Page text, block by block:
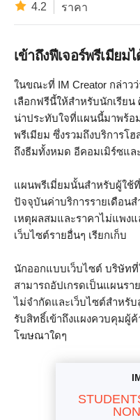
4.2 ราคา
เข้าถึงฟีเจอร์พรีเมียม
ในขณะที่ IM Creator กล่าว
เลือกฟรีนี้ให้สำหรับนักเรีย
น่าประทับใจที่แผนนี้มาพร้
พรีเมียม ซึ่งรวมถึงบริการโ
ถึงธีมทั้งหมด อีคอมเมิร์ซแ
แผนพรีเมี่ยมนั้นสำหรับผู้ใช้
ปัจจุบันค่าบริการรายเดือน
เหตุผลสมและราคาไม่แพง
เว็บไซต์รายอื่นๆ เรียกเก็บ
นักออกแบบเว็บไซต์ บริษัท
สามารถอัปเกรดเป็นแผนร
ไม่จำกัดและเว็บไซต์สำหรั
รับสิทธิ์เข้าถึงแผงควบคุมผู้
โฆษณาใดๆ